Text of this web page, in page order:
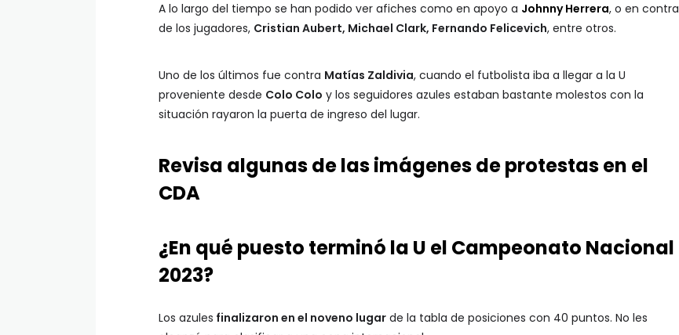
A lo largo del tiempo se han podido ver afiches como en apoyo a Johnny Herrera, o en contra
de los jugadores, Cristian Aubert, Michael Clark, Fernando Felicevich, entre otros.
Uno de los últimos fue contra Matías Zaldivia, cuando el futbolista iba a llegar a la U
proveniente desde Colo Colo y los seguidores azules estaban bastante molestos con la
situación rayaron la puerta de ingreso del lugar.
Revisa algunas de las imágenes de protestas en el
CDA
¿En qué puesto terminó la U el Campeonato Nacional
2023?
Los azules finalizaron en el noveno lugar de la tabla de posiciones con 40 puntos. No les